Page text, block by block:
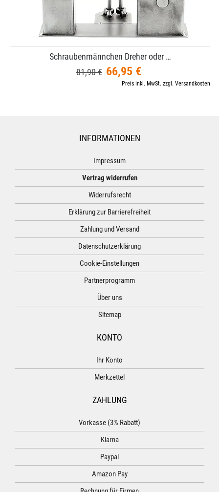
Schraubenmännchen Dreher oder …
81,90 € 66,95 €
Preis inkl. MwSt. zzgl. Versandkosten
INFORMATIONEN
Impressum
Vertrag widerrufen
Widerrufsrecht
Erklärung zur Barrierefreiheit
Zahlung und Versand
Datenschutzerklärung
Cookie-Einstellungen
Partnerprogramm
Über uns
Sitemap
KONTO
Ihr Konto
Merkzettel
ZAHLUNG
Vorkasse (3% Rabatt)
Klarna
Paypal
Amazon Pay